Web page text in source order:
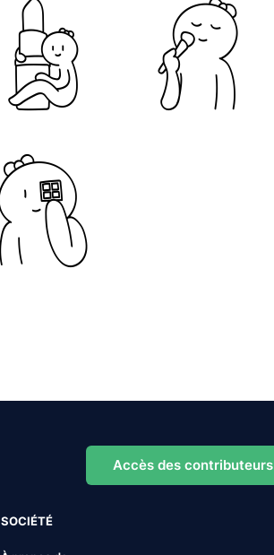
Accès des contributeurs
SOCIÉTÉ